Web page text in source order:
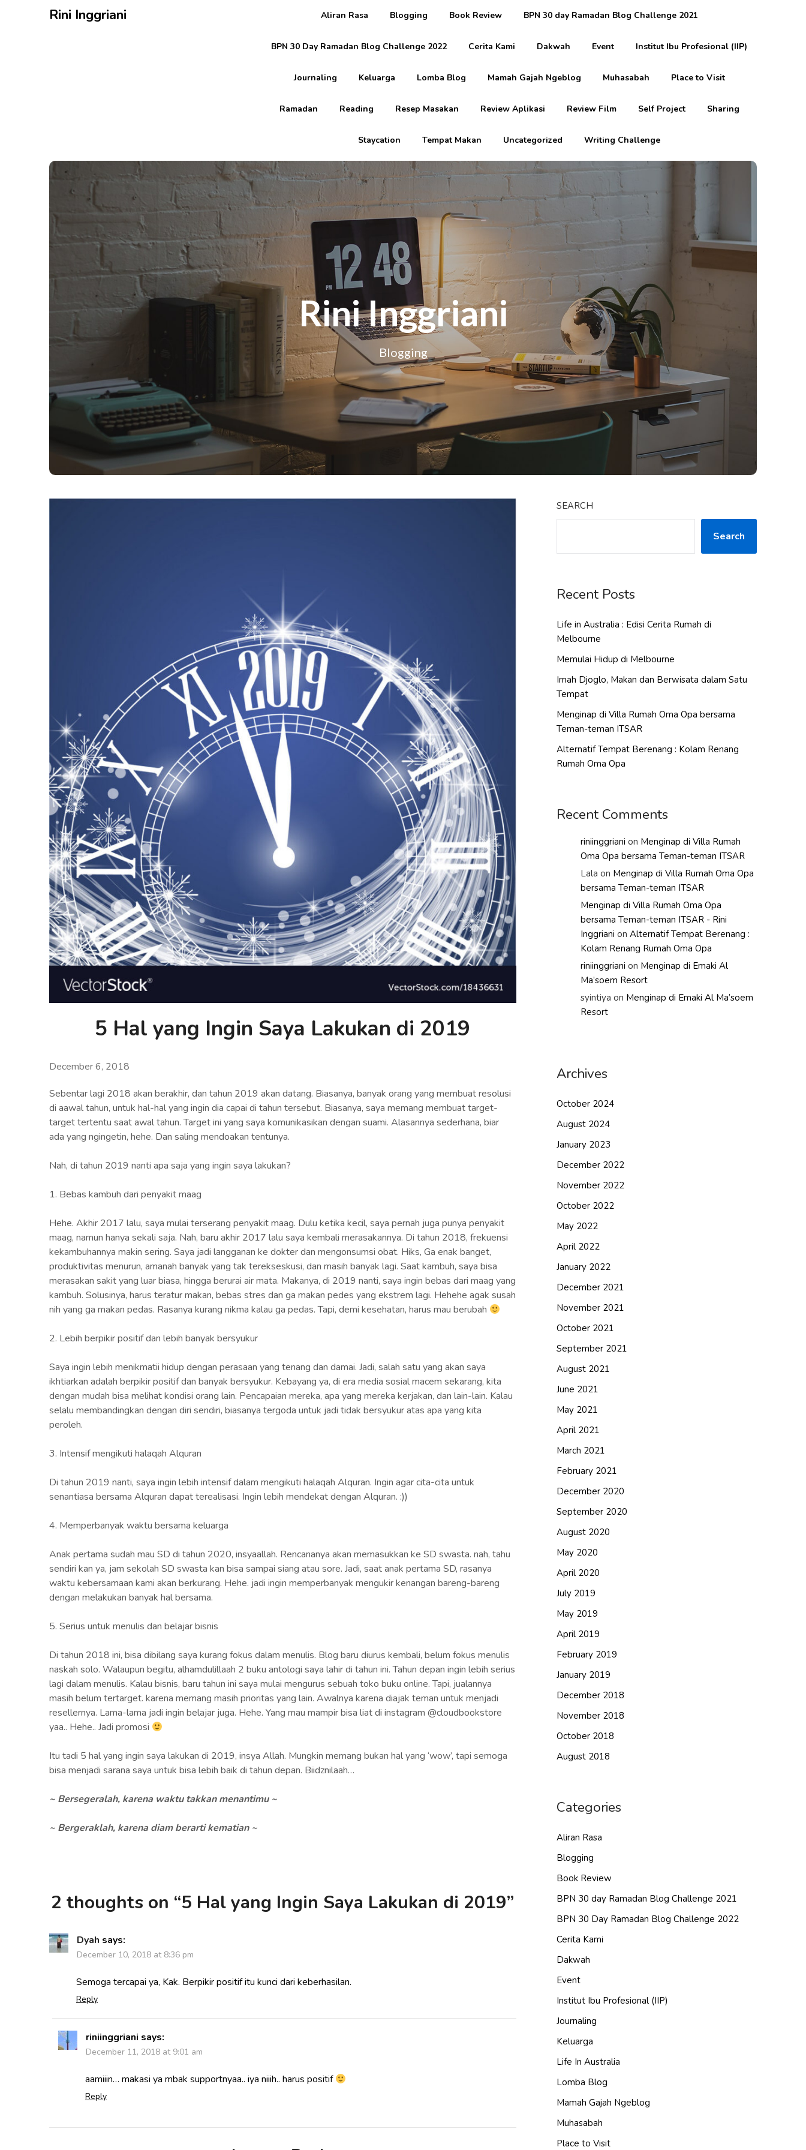
Rini Inggriani Aliran Rasa Blogging Book Review BPN 30 day Ramadan Blog Challenge 2021
BPN 30 Day Ramadan Blog Challenge 2022 Cerita Kami Dakwah Event Institut Ibu Profesional (IIP)
Journaling Keluarga Lomba Blog Mamah Gajah Ngeblog Muhasabah Place to Visit
Ramadan Reading Resep Masakan Review Aplikasi Review Film Self Project Sharing
Staycation Tempat Makan Uncategorized Writing Challenge
Rini Inggriani
Blogging
5 Hal yang Ingin Saya Lakukan di 2019
December 6, 2018
Sebentar lagi 2018 akan berakhir, dan tahun 2019 akan datang. Biasanya, banyak orang yang membuat resolusi
di aawal tahun, untuk hal-hal yang ingin dia capai di tahun tersebut. Biasanya, saya memang membuat target-
target tertentu saat awal tahun. Target ini yang saya komunikasikan dengan suami. Alasannya sederhana, biar
ada yang ngingetin, hehe. Dan saling mendoakan tentunya.
Nah, di tahun 2019 nanti apa saja yang ingin saya lakukan?
1. Bebas kambuh dari penyakit maag
Hehe. Akhir 2017 lalu, saya mulai terserang penyakit maag. Dulu ketika kecil, saya pernah juga punya penyakit
maag, namun hanya sekali saja. Nah, baru akhir 2017 lalu saya kembali merasakannya. Di tahun 2018, frekuensi
kekambuhannya makin sering. Saya jadi langganan ke dokter dan mengonsumsi obat. Hiks, Ga enak banget,
produktivitas menurun, amanah banyak yang tak terekseskusi, dan masih banyak lagi. Saat kambuh, saya bisa
merasakan sakit yang luar biasa, hingga berurai air mata. Makanya, di 2019 nanti, saya ingin bebas dari maag yang
kambuh. Solusinya, harus teratur makan, bebas stres dan ga makan pedes yang ekstrem lagi. Hehehe agak susah
nih yang ga makan pedas. Rasanya kurang nikma kalau ga pedas. Tapi, demi kesehatan, harus mau berubah
2. Lebih berpikir positif dan lebih banyak bersyukur
Saya ingin lebih menikmatii hidup dengan perasaan yang tenang dan damai. Jadi, salah satu yang akan saya
ikhtiarkan adalah berpikir positif dan banyak bersyukur. Kebayang ya, di era media sosial macem sekarang, kita
dengan mudah bisa melihat kondisi orang lain. Pencapaian mereka, apa yang mereka kerjakan, dan lain-lain. Kalau
selalu membandingkan dengan diri sendiri, biasanya tergoda untuk jadi tidak bersyukur atas apa yang kita
peroleh.
3. Intensif mengikuti halaqah Alquran
Di tahun 2019 nanti, saya ingin lebih intensif dalam mengikuti halaqah Alquran. Ingin agar cita-cita untuk
senantiasa bersama Alquran dapat terealisasi. Ingin lebih mendekat dengan Alquran. :))
4. Memperbanyak waktu bersama keluarga
Anak pertama sudah mau SD di tahun 2020, insyaallah. Rencananya akan memasukkan ke SD swasta. nah, tahu
sendiri kan ya, jam sekolah SD swasta kan bisa sampai siang atau sore. Jadi, saat anak pertama SD, rasanya
waktu kebersamaan kami akan berkurang. Hehe. jadi ingin memperbanyak mengukir kenangan bareng-bareng
dengan melakukan banyak hal bersama.
5. Serius untuk menulis dan belajar bisnis
Di tahun 2018 ini, bisa dibilang saya kurang fokus dalam menulis. Blog baru diurus kembali, belum fokus menulis
naskah solo. Walaupun begitu, alhamdulillaah 2 buku antologi saya lahir di tahun ini. Tahun depan ingin lebih serius
lagi dalam menulis. Kalau bisnis, baru tahun ini saya mulai mengurus sebuah toko buku online. Tapi, jualannya
masih belum tertarget. karena memang masih prioritas yang lain. Awalnya karena diajak teman untuk menjadi
resellernya. Lama-lama jadi ingin belajar juga. Hehe. Yang mau mampir bisa liat di instagram @cloudbookstore
yaa.. Hehe.. Jadi promosi
Itu tadi 5 hal yang ingin saya lakukan di 2019, insya Allah. Mungkin memang bukan hal yang ‘wow’, tapi semoga
bisa menjadi sarana saya untuk bisa lebih baik di tahun depan. Biidznilaah…
~ Bersegeralah, karena waktu takkan menantimu ~
~ Bergeraklah, karena diam berarti kematian ~
2 thoughts on “5 Hal yang Ingin Saya Lakukan di 2019”
Dyah says:
December 10, 2018 at 8:36 pm
Semoga tercapai ya, Kak. Berpikir positif itu kunci dari keberhasilan.
Reply
riniinggriani says:
December 11, 2018 at 9:01 am
aamiiin… makasi ya mbak supportnyaa.. iya niiih.. harus positif
Reply
SEARCH
Search
Recent Posts
Life in Australia : Edisi Cerita Rumah di
Melbourne
Memulai Hidup di Melbourne
Imah Djoglo, Makan dan Berwisata dalam Satu
Tempat
Menginap di Villa Rumah Oma Opa bersama
Teman-teman ITSAR
Alternatif Tempat Berenang : Kolam Renang
Rumah Oma Opa
Recent Comments
riniinggriani on Menginap di Villa Rumah
Oma Opa bersama Teman-teman ITSAR
Lala on Menginap di Villa Rumah Oma Opa
bersama Teman-teman ITSAR
Menginap di Villa Rumah Oma Opa
bersama Teman-teman ITSAR - Rini
Inggriani on Alternatif Tempat Berenang :
Kolam Renang Rumah Oma Opa
riniinggriani on Menginap di Emaki Al
Ma’soem Resort
syintiya on Menginap di Emaki Al Ma’soem
Resort
Archives
October 2024
August 2024
January 2023
December 2022
November 2022
October 2022
May 2022
April 2022
January 2022
December 2021
November 2021
October 2021
September 2021
August 2021
June 2021
May 2021
April 2021
March 2021
February 2021
December 2020
September 2020
August 2020
May 2020
April 2020
July 2019
May 2019
April 2019
February 2019
January 2019
December 2018
November 2018
October 2018
August 2018
Categories
Aliran Rasa
Blogging
Book Review
BPN 30 day Ramadan Blog Challenge 2021
BPN 30 Day Ramadan Blog Challenge 2022
Cerita Kami
Dakwah
Event
Institut Ibu Profesional (IIP)
Journaling
Keluarga
Life In Australia
Lomba Blog
Mamah Gajah Ngeblog
Muhasabah
Place to Visit